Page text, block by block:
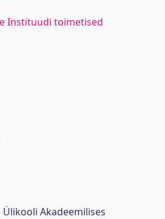
Instituudi toimetised
Akadeemilises